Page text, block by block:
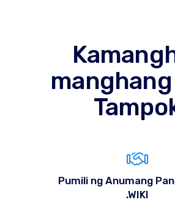
manghang
Pumili ng Anumang
.WIKI